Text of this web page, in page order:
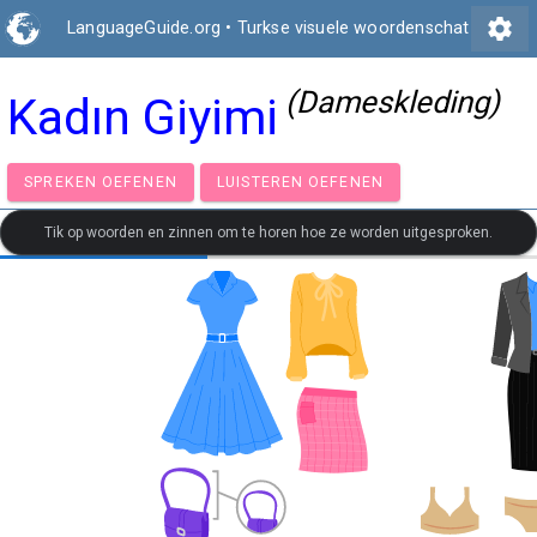
LanguageGuide.org • Turkse visuele woordenschat settings
Kadın Giyimi (Dameskleding)
SPREKEN OEFENEN LUISTEREN OEFENEN
Tik op woorden en zinnen om te horen hoe ze worden uitgesproken.